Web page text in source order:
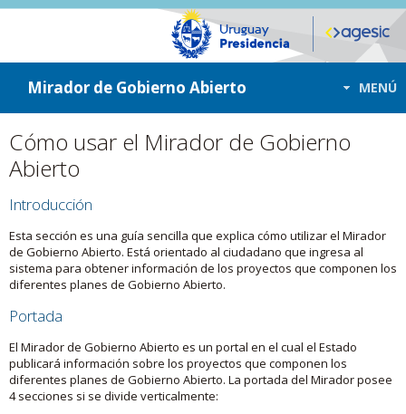
ir a contenido
ir al menú
Mirador de Gobierno Abierto MENÚ
Cómo usar el Mirador de Gobierno
Abierto
Introducción
Esta sección es una guía sencilla que explica cómo utilizar el Mirador
de Gobierno Abierto. Está orientado al ciudadano que ingresa al
sistema para obtener información de los proyectos que componen los
diferentes planes de Gobierno Abierto.
Portada
El Mirador de Gobierno Abierto es un portal en el cual el Estado
publicará información sobre los proyectos que componen los
diferentes planes de Gobierno Abierto. La portada del Mirador posee
4 secciones si se divide verticalmente: